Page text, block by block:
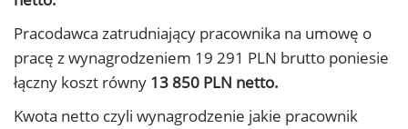
Pracodawca zatrudniający pracownika na umowę o
pracę z wynagrodzeniem 19 291 PLN brutto poniesie
łączny koszt równy 13 850 PLN netto.
Kwota netto czyli wynagrodzenie jakie pracownik